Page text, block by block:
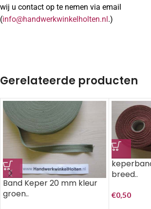
wij u contact op te nemen via email
(info@handwerkwinkelholten.nl.)
Gerelateerde producten
Band Keper 20 mm kleur
groen..
breed..
€0,50